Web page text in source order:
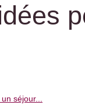
séjour...